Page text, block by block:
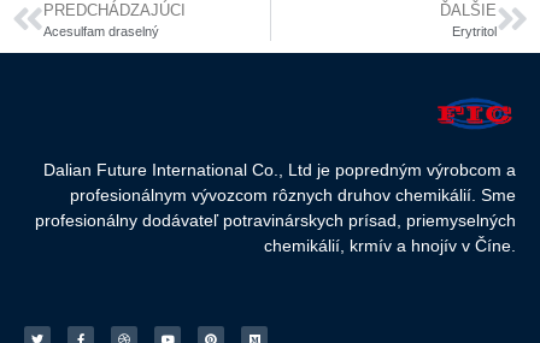
PREDCHÁDZAJÚCI
Acesulfam draselný
ĎALŠIE
Erytritol
Dalian Future International Co., Ltd je popredným výrobcom a
profesionálnym vývozcom rôznych druhov chemikálií. Sme
profesionálny dodávateľ potravinárskych prísad, priemyselných
chemikálií, krmív a hnojív v Číne.